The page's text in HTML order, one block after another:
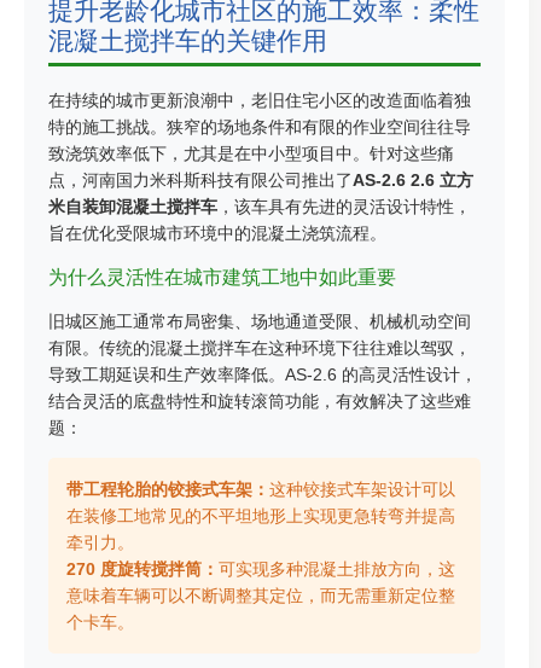
提升老龄化城市社区的施工效率：柔性
混凝土搅拌车的关键作用
在持续的城市更新浪潮中，老旧住宅小区的改造面临着独
特的施工挑战。狭窄的场地条件和有限的作业空间往往导
致浇筑效率低下，尤其是在中小型项目中。针对这些痛
点，河南国力米科斯科技有限公司推出了AS-2.6 2.6 立方
米自装卸混凝土搅拌车 ，该车具有先进的灵活设计特性，
旨在优化受限城市环境中的混凝土浇筑流程。
为什么灵活性在城市建筑工地中如此重要
旧城区施工通常布局密集、场地通道受限、机械机动空间
有限。传统的混凝土搅拌车在这种环境下往往难以驾驭，
导致工期延误和生产效率降低。AS-2.6 的高灵活性设计，
结合灵活的底盘特性和旋转滚筒功能，有效解决了这些难
题：
带工程轮胎的铰接式车架： 这种铰接式车架设计可以
在装修工地常见的不平坦地形上实现更急转弯并提高
牵引力。
270 度旋转搅拌筒： 可实现多种混凝土排放方向，这
意味着车辆可以不断调整其定位，而无需重新定位整
个卡车。